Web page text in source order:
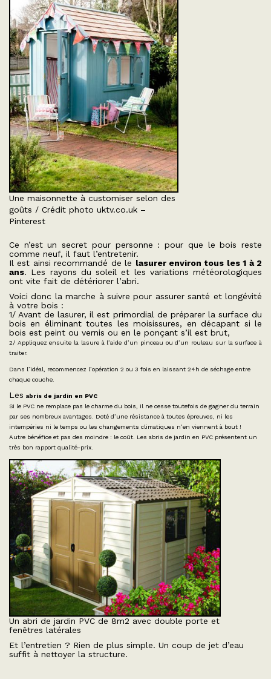
Une maisonnette à customiser selon des
goûts / Crédit photo uktv.co.uk –
Pinterest
Ce n’est un secret pour personne : pour que le bois reste
comme neuf, il faut l’entretenir.
Il est ainsi recommandé de le lasurer environ tous les 1 à 2
ans. Les rayons du soleil et les variations météorologiques
ont vite fait de détériorer l’abri.
Voici donc la marche à suivre pour assurer santé et longévité
à votre bois :
1/ Avant de lasurer, il est primordial de préparer la surface du
bois en éliminant toutes les moisissures, en décapant si le
bois est peint ou vernis ou en le ponçant s’il est brut,
2/ Appliquez ensuite la lasure à l’aide d’un pinceau ou d’un rouleau sur la surface à
traiter.
Dans l’idéal, recommencez l’opération 2 ou 3 fois en laissant 24h de séchage entre
chaque couche.
Les abris de jardin en PVC
Si le PVC ne remplace pas le charme du bois, il ne cesse toutefois de gagner du terrain
par ses nombreux avantages. Doté d’une résistance à toutes épreuves, ni les
intempéries ni le temps ou les changements climatiques n’en viennent à bout !
Autre bénéfice et pas des moindre : le coût. Les abris de jardin en PVC présentent un
très bon rapport qualité-prix.
Un abri de jardin PVC de 8m2 avec double porte et
fenêtres latérales
Et l’entretien ? Rien de plus simple. Un coup de jet d’eau
suffit à nettoyer la structure.